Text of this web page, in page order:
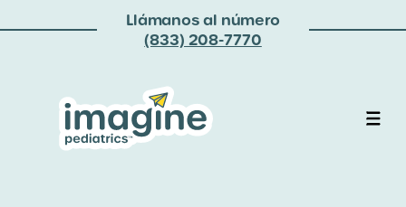
Llámanos al número
(833) 208-7770